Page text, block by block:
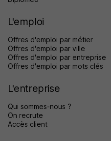
L'emploi
Offres d'emploi par métier
Offres d'emploi par ville
Offres d'emploi par entreprise
Offres d'emploi par mots clés
L'entreprise
Qui sommes-nous ?
On recrute
Accès client